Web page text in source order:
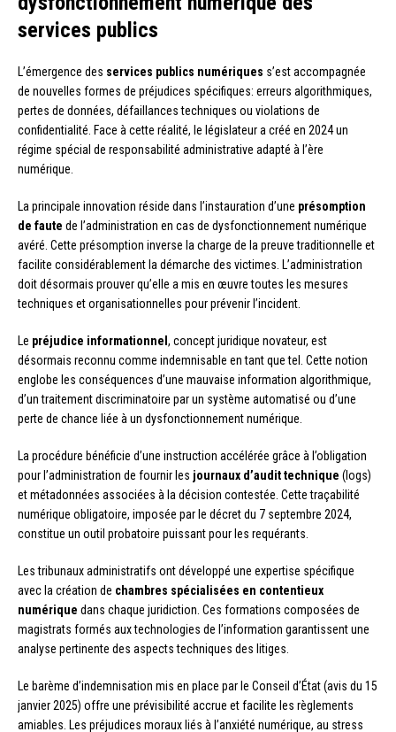
services publics
L’émergence des services publics numériques s’est accompagnée
de nouvelles formes de préjudices spécifiques: erreurs algorithmiques,
pertes de données, défaillances techniques ou violations de
confidentialité. Face à cette réalité, le législateur a créé en 2024 un
régime spécial de responsabilité administrative adapté à l’ère
numérique.
La principale innovation réside dans l’instauration d’une présomption
de faute de l’administration en cas de dysfonctionnement numérique
avéré. Cette présomption inverse la charge de la preuve traditionnelle et
facilite considérablement la démarche des victimes. L’administration
doit désormais prouver qu’elle a mis en œuvre toutes les mesures
techniques et organisationnelles pour prévenir l’incident.
Le préjudice informationnel, concept juridique novateur, est
désormais reconnu comme indemnisable en tant que tel. Cette notion
englobe les conséquences d’une mauvaise information algorithmique,
d’un traitement discriminatoire par un système automatisé ou d’une
perte de chance liée à un dysfonctionnement numérique.
La procédure bénéficie d’une instruction accélérée grâce à l’obligation
pour l’administration de fournir les journaux d’audit technique (logs)
et métadonnées associées à la décision contestée. Cette traçabilité
numérique obligatoire, imposée par le décret du 7 septembre 2024,
constitue un outil probatoire puissant pour les requérants.
Les tribunaux administratifs ont développé une expertise spécifique
avec la création de chambres spécialisées en contentieux
numérique dans chaque juridiction. Ces formations composées de
magistrats formés aux technologies de l’information garantissent une
analyse pertinente des aspects techniques des litiges.
Le barème d’indemnisation mis en place par le Conseil d’État (avis du 15
janvier 2025) offre une prévisibilité accrue et facilite les règlements
amiables. Les préjudices moraux liés à l’anxiété numérique, au stress